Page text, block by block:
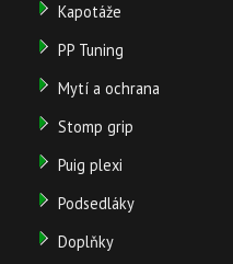
Kapotáže
PP Tuning
Mytí a ochrana
Stomp grip
Puig plexi
Podsedláky
Doplňky